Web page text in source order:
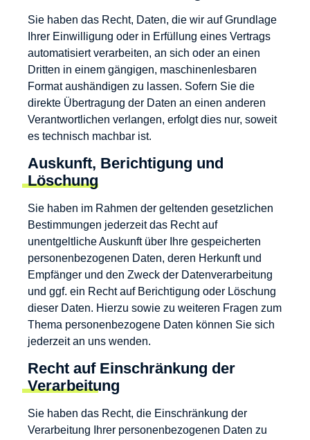
Sie haben das Recht, Daten, die wir auf Grundlage
Ihrer Einwilligung oder in Erfüllung eines Vertrags
automatisiert verarbeiten, an sich oder an einen
Dritten in einem gängigen, maschinenlesbaren
Format aushändigen zu lassen. Sofern Sie die
direkte Übertragung der Daten an einen anderen
Verantwortlichen verlangen, erfolgt dies nur, soweit
es technisch machbar ist.
Auskunft, Berichtigung und
Löschung
Sie haben im Rahmen der geltenden gesetzlichen
Bestimmungen jederzeit das Recht auf
unentgeltliche Auskunft über Ihre gespeicherten
personenbezogenen Daten, deren Herkunft und
Empfänger und den Zweck der Datenverarbeitung
und ggf. ein Recht auf Berichtigung oder Löschung
dieser Daten. Hierzu sowie zu weiteren Fragen zum
Thema personenbezogene Daten können Sie sich
jederzeit an uns wenden.
Recht auf Einschränkung der
Verarbeitung
Sie haben das Recht, die Einschränkung der
Verarbeitung Ihrer personenbezogenen Daten zu